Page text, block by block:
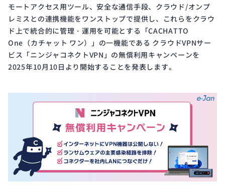
Public
Notice
電子
公示
ISMS
Certification
ISMS
認証
モートアクセス用ツール、安全な通信手段、クラウド/オンプ
レミスとの連携機能をワンストップで提供し、これらをクラウ
ド上で統合的に管理・運用を可能とする「CACHATTO
One（カチャット ワン）」の一機能である クラウドVPNサー
ビス「ニンジャコネクトVPN」の無償利用キャンペーンを
2025年10月10日より開始することを発表します。